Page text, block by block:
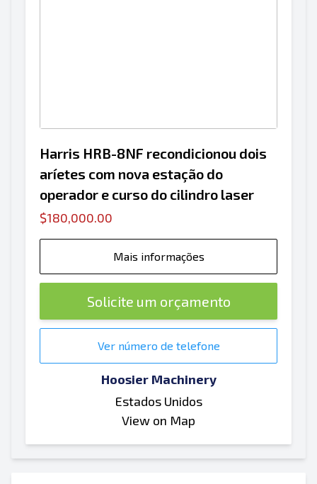
Harris HRB-8NF recondicionou dois
aríetes com nova estação do
operador e curso do cilindro laser
$180,000.00
Mais informações
Solicite um orçamento
Ver número de telefone
Hoosier Machinery
Estados Unidos
View on Map